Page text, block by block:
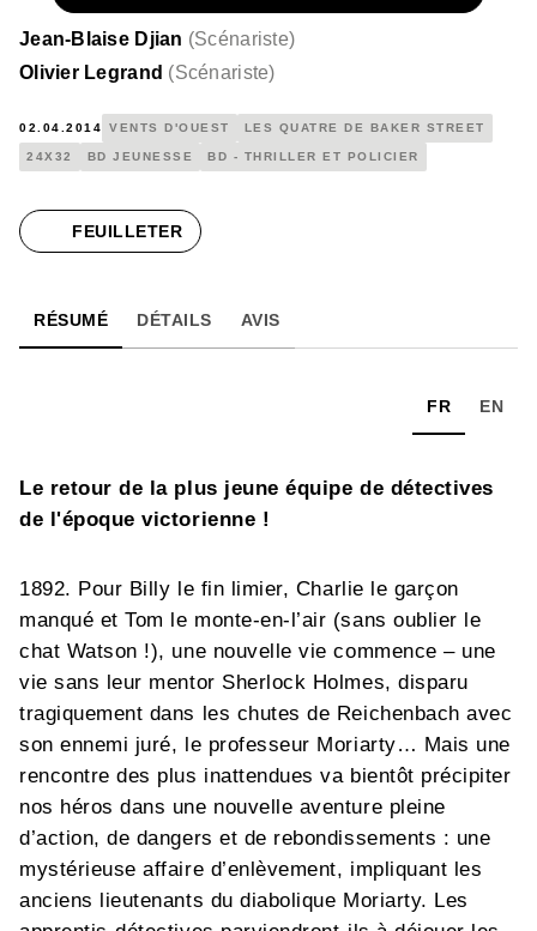
Jean-Blaise Djian (Scénariste)
Olivier Legrand (Scénariste)
02.04.2014 VENTS D'OUEST LES QUATRE DE BAKER STREET
24X32 BD JEUNESSE BD - THRILLER ET POLICIER
FEUILLETER
RÉSUMÉ DÉTAILS AVIS
FR EN
Le retour de la plus jeune équipe de détectives
de l'époque victorienne !
1892. Pour Billy le fin limier, Charlie le garçon
manqué et Tom le monte-en-l’air (sans oublier le
chat Watson !), une nouvelle vie commence – une
vie sans leur mentor Sherlock Holmes, disparu
tragiquement dans les chutes de Reichenbach avec
son ennemi juré, le professeur Moriarty… Mais une
rencontre des plus inattendues va bientôt précipiter
nos héros dans une nouvelle aventure pleine
d’action, de dangers et de rebondissements : une
mystérieuse affaire d’enlèvement, impliquant les
anciens lieutenants du diabolique Moriarty. Les